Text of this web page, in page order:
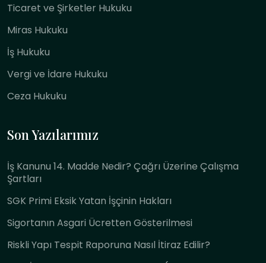
Ticaret ve Şirketler Hukuku
Miras Hukuku
İş Hukuku
Vergi ve İdare Hukuku
Ceza Hukuku
Son Yazılarımız
İş Kanunu 14. Madde Nedir? Çağrı Üzerine Çalışma
Şartları
SGK Primi Eksik Yatan İşçinin Hakları
Sigortanın Asgari Ücretten Gösterilmesi
Riskli Yapı Tespit Raporuna Nasıl İtiraz Edilir?